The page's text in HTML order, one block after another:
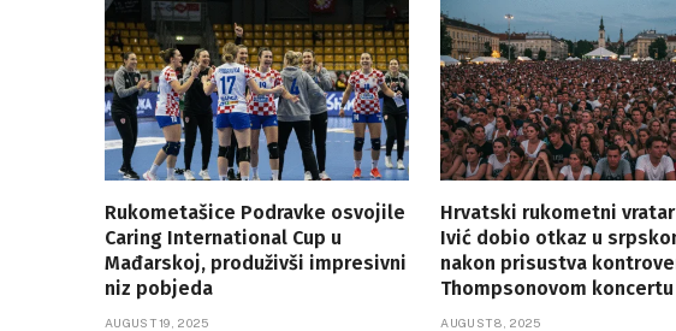
Rukometašice Podravke osvojile
Caring International Cup u
Mađarskoj, produživši impresivni
niz pobjeda
AUGUST 19, 2025
Hrvatski rukometni
Ivić dobio otkaz u
nakon prisustva
Thompsonovom koncertu
AUGUST 8, 2025